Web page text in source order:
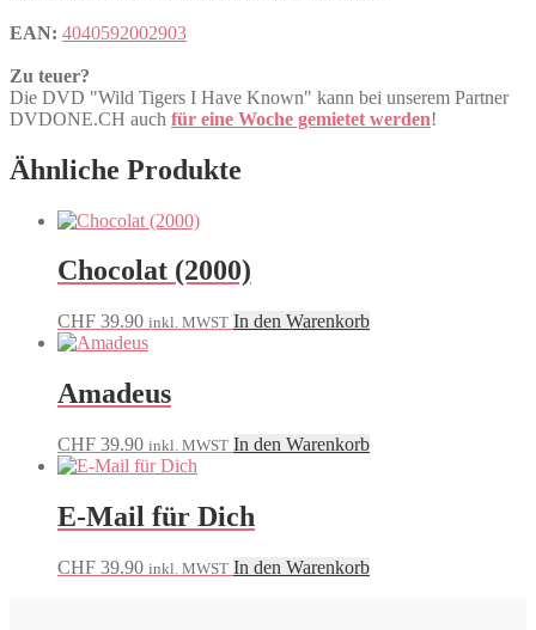
EAN: 4040592002903
Zu teuer?
Die DVD "Wild Tigers I Have Known" kann bei unserem Partner
DVDONE.CH auch für eine Woche gemietet werden!
Ähnliche Produkte
Chocolat (2000)
CHF 39.90 inkl. MWST In den Warenkorb
Amadeus
CHF 39.90 inkl. MWST In den Warenkorb
E-Mail für Dich
CHF 39.90 inkl. MWST In den Warenkorb